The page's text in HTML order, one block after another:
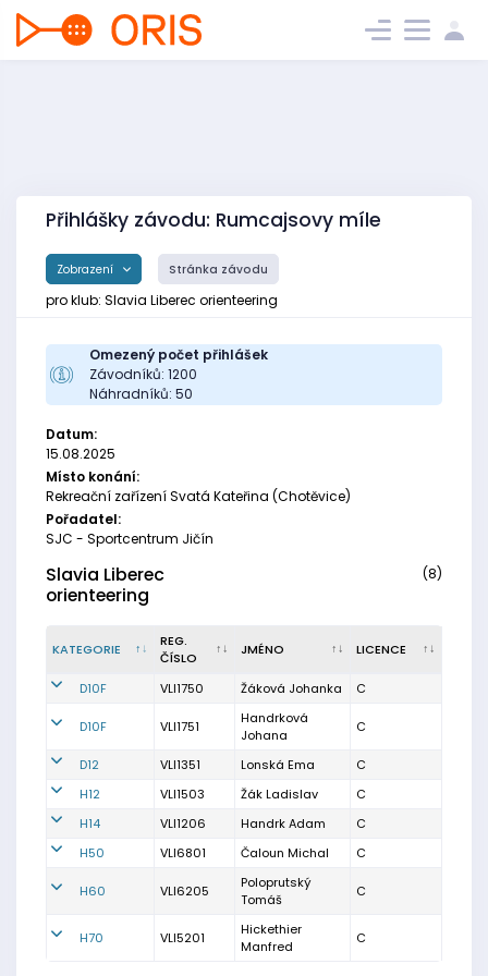
Přihlášky závodu: Rumcajsovy míle
Zobrazení Stránka závodu
pro klub: Slavia Liberec orienteering
Omezený počet přihlášek
Závodníků: 1200
Náhradníků: 50
Datum:
15.08.2025
Místo konání:
Rekreační zařízení Svatá Kateřina (Chotěvice)
Pořadatel:
SJC - Sportcentrum Jičín
Slavia Liberec
orienteering
(8)
KATEGORIE
REG.
ČÍSLO
JMÉNO LICENCE
D10F VLI1750 Žáková Johanka C
D10F VLI1751
Handrková
Johana
C
D12 VLI1351 Lonská Ema
C
H12
VLI1503 Žák Ladislav
C
H14
VLI1206 Handrk Adam
C
H50
VLI6801 Čaloun Michal C
H60 VLI6205
Poloprutský
Tomáš
C
H70 VLI5201
Hickethier
Manfred
C